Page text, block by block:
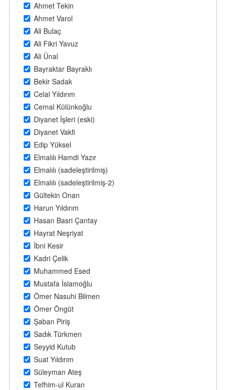
Ahmet Tekin
Ahmet Varol
Ali Bulaç
Ali Fikri Yavuz
Ali Ünal
Bayraktar Bayraklı
Bekir Sadak
Celal Yıldırım
Cemal Külünkoğlu
Diyanet İşleri (eski)
Diyanet Vakfi
Edip Yüksel
Elmalılı Hamdi Yazır
Elmalılı (sadeleştirilmiş)
Elmalılı (sadeleştirilmiş-2)
Gültekin Onan
Harun Yıldırım
Hasan Basri Çantay
Hayrat Neşriyat
İbni Kesir
Kadri Çelik
Muhammed Esed
Mustafa İslamoğlu
Ömer Nasuhi Bilmen
Ömer Öngüt
Şaban Piriş
Sadık Türkmen
Seyyid Kutub
Suat Yıldırım
Süleyman Ateş
Tefhim-ul Kuran